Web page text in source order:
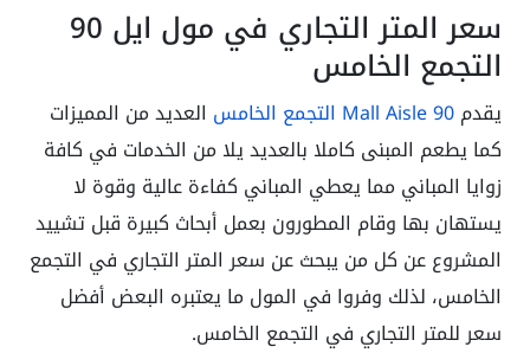
سعر المتر التجاري في مول ايل 90
التجمع الخامس
يقدمMall Aisle 90 التجمع الخامس
العديد من المميزات
كما يطعم المبنى كاملا بالعديد يلا من الخدمات في كافة
زوايا المباني مما يعطي المباني كفاءة عالية وقوة لا
يستهان بها وقام المطورون بعمل أبحاث كبيرة قبل تشييد
المشروع عن كل من يبحث عن سعر المتر التجاري في التجمع
الخامس، لذلك وفروا في المول ما يعتبره البعض أفضل
سعر للمتر التجاري في التجمع الخامس.